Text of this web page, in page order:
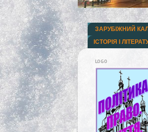
ЗАРУБІЖНИЙ
ІСТОРІЯ І
LOGO